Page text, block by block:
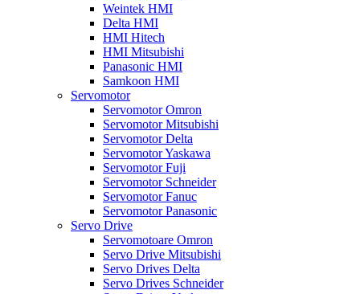
Weintek HMI
Delta HMI
HMI Hitech
HMI Mitsubishi
Panasonic HMI
Samkoon HMI
Servomotor
Servomotor Omron
Servomotor Mitsubishi
Servomotor Delta
Servomotor Yaskawa
Servomotor Fuji
Servomotor Schneider
Servomotor Fanuc
Servomotor Panasonic
Servo Drive
Servomotoare Omron
Servo Drive Mitsubishi
Servo Drives Delta
Servo Drives Schneider